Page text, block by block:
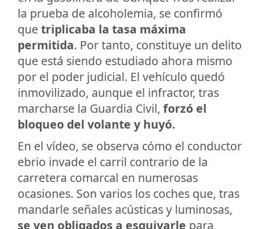
la prueba de alcoholemia, se confirmó
que triplicaba la tasa máxima
permitida. Por tanto, constituye un delito
que está siendo estudiado ahora mismo
por el poder judicial. El vehículo quedó
inmovilizado, aunque el infractor, tras
marcharse la Guardia Civil, forzó el
bloqueo del volante y huyó.
En el vídeo, se observa cómo el conductor
ebrio invade el carril contrario de la
carretera comarcal en numerosas
ocasiones. Son varios los coches que, tras
mandarle señales acústicas y luminosas,
se ven obligados a esquivarle para